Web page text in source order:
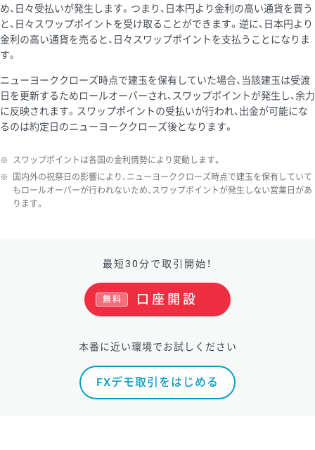
め、日々受払いが発生します。つまり、日本円より金利の高い通貨を買う
と、日々スワップポイントを受け取ることができます。逆に、日本円より
金利の高い通貨を売ると、日々スワップポイントを支払うことになりま
す。
ニューヨーククローズ時点で建玉を保有していた場合、当該建玉は受渡
日を更新するためロールオーバーされ、スワップポイントが発生し、余力
に反映されます。スワップポイントの受払いが行われ、出金が可能にな
るのは約定日のニューヨーククローズ後となります。
※ スワップポイントは各国の金利情勢により変動します。
※
国内外の祝祭日の影響により、ニューヨーククローズ時点で建玉を保有していて
もロールオーバーが行われないため、スワップポイントが発生しない営業日があ
ります。
最短30分で取引開始！
口座開設
無料
本番に近い環境でお試しください
FXデモ取引をはじめる